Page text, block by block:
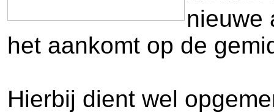
nieuwe
het aankomt op de
Hierbij dient wel